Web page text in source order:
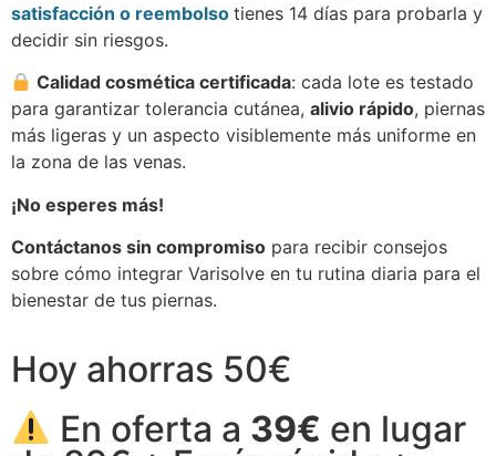
satisfacción o reembolso tienes 14 días para probarla y
decidir sin riesgos.
Calidad cosmética certificada: cada lote es testado
para garantizar tolerancia cutánea, alivio rápido, piernas
más ligeras y un aspecto visiblemente más uniforme en
la zona de las venas.
¡No esperes más!
Contáctanos sin compromiso para recibir consejos
sobre cómo integrar Varisolve en tu rutina diaria para el
bienestar de tus piernas.
Hoy ahorras 50€
En oferta a 39€ en lugar